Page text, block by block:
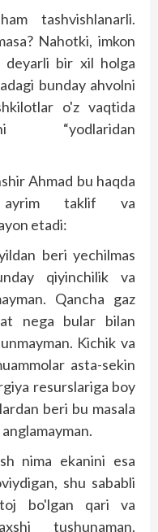
tashvishlanarli.
Nahotki, imkon
deyarli bir xil holga
bunday ahvolni
o'z vaqtida
“yodlaridan
Ahmad bu haqda
ayrim taklif va
etadi:
beri yechilmas
qiyinchilik va
Qancha gaz
nega bular bilan
Kichik va
asta-sekin
resurslariga boy
beri bu masala
nima ekanini esa
shu sababli
bo'lgan qari va
tushunaman.